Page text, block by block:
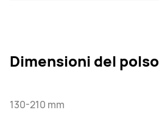
Dimensioni del polso
130-210 mm